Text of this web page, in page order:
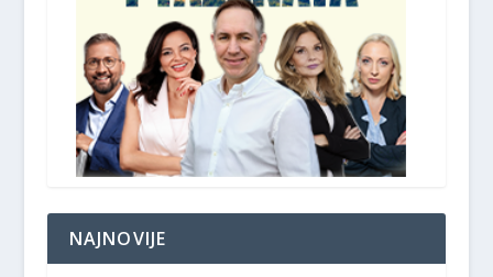
NAJNOVIJE